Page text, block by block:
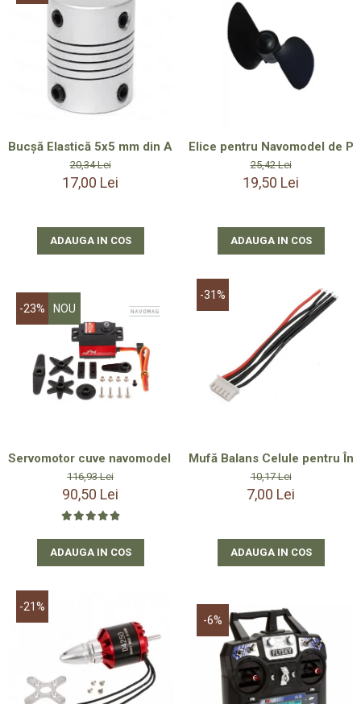
Smartwatch-Uri
STAND UP PADDLES
Textile
Textile Camera
Uscatoare De Par
Voucher Cadou
Bucșă Elastică 5x5 mm din Aluminiu pentru Ax Elice –
20,34 Lei
17,00 Lei
ADAUGA IN COS
Elice pentru Navomodel de
25,42 Lei
19,50 Lei
ADAUGA IN COS
-23% NOU
Servomotor cuve navomodel 20 kgf jx 6221mg servo
116,93 Lei
90,50 Lei
ADAUGA IN COS
-31%
Mufă Balans Celule pentru
10,17 Lei
7,00 Lei
ADAUGA IN COS
-21%
-6%